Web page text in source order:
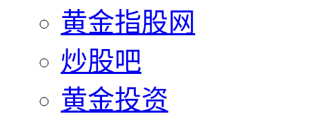
黄金指股网
炒股吧
黄金投资